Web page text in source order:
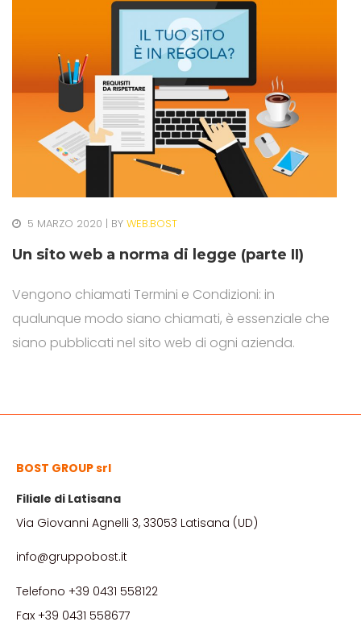
5 MARZO 2020 BY WEB.BOST
Un sito web a norma di legge (parte II)
Vengono chiamati Termini e Condizioni: in
qualunque modo siano chiamati, è essenziale che
siano pubblicati nel sito web di ogni azienda.
BOST GROUP srl
Filiale di Latisana
Via Giovanni Agnelli 3, 33053 Latisana (UD)
info@gruppobost.it
Telefono +39 0431 558122
Fax +39 0431 558677